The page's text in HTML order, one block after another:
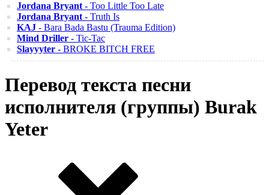
Jordana Bryant - Too Little Too Late
Jordana Bryant - Truth Is
KAJ - Bara Bada Bastu (Trauma Edition)
Mind Driller - Tic-Tac
Slayyyter - BROKE BITCH FREE
Перевод текста песни
исполнителя (группы) Burak
Yeter